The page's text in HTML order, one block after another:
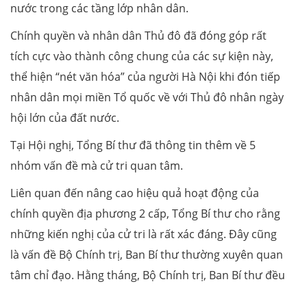
nước trong các tầng lớp nhân dân.
Chính quyền và nhân dân Thủ đô đã đóng góp rất
tích cực vào thành công chung của các sự kiện này,
thể hiện “nét văn hóa” của người Hà Nội khi đón tiếp
nhân dân mọi miền Tổ quốc về với Thủ đô nhân ngày
hội lớn của đất nước.
Tại Hội nghị, Tổng Bí thư đã thông tin thêm về 5
nhóm vấn đề mà cử tri quan tâm.
Liên quan đến nâng cao hiệu quả hoạt động của
chính quyền địa phương 2 cấp, Tổng Bí thư cho rằng
những kiến nghị của cử tri là rất xác đáng. Đây cũng
là vấn đề Bộ Chính trị, Ban Bí thư thường xuyên quan
tâm chỉ đạo. Hằng tháng, Bộ Chính trị, Ban Bí thư đều